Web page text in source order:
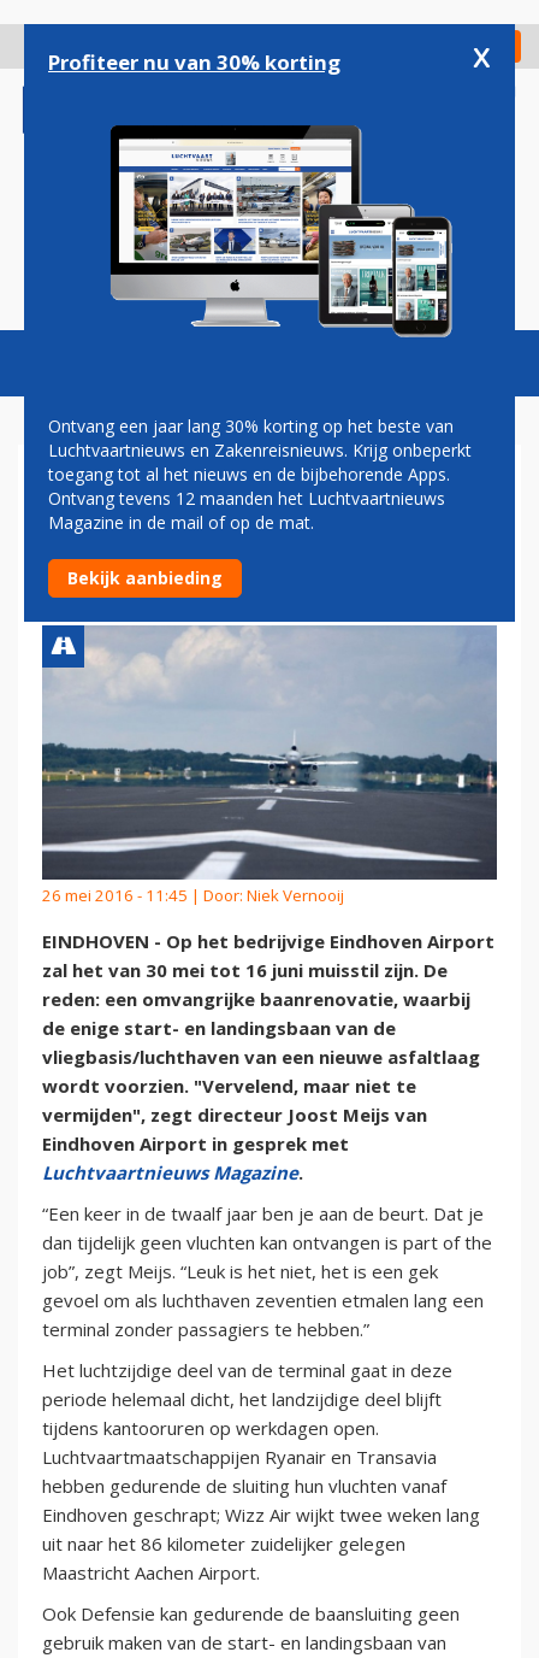
gaan
Check in
Magazine Podcasts Vacatures
EINDHOVEN AIRPORT TWEE
WEKEN DICHT: 'PART OF THE
JOB'
26 mei 2016 - 11:45 | Door: Niek Vernooij
EINDHOVEN - Op het bedrijvige Eindhoven Airport
zal het van 30 mei tot 16 juni muisstil zijn. De
reden: een omvangrijke baanrenovatie, waarbij
de enige start- en landingsbaan van de
vliegbasis/luchthaven van een nieuwe asfaltlaag
wordt voorzien. "Vervelend, maar niet te
vermijden", zegt directeur Joost Meijs van
Eindhoven Airport in gesprek met
Luchtvaartnieuws Magazine.
“Een keer in de twaalf jaar ben je aan de beurt. Dat je
dan tijdelijk geen vluchten kan ontvangen is part of the
job”, zegt Meijs. “Leuk is het niet, het is een gek
gevoel om als luchthaven zeventien etmalen lang een
terminal zonder passagiers te hebben.”
Het luchtzijdige deel van de terminal gaat in deze
periode helemaal dicht, het landzijdige deel blijft
tijdens kantooruren op werkdagen open.
Luchtvaartmaatschappijen Ryanair en Transavia
hebben gedurende de sluiting hun vluchten vanaf
Eindhoven geschrapt; Wizz Air wijkt twee weken lang
uit naar het 86 kilometer zuidelijker gelegen
Maastricht Aachen Airport.
Ook Defensie kan gedurende de baansluiting geen
gebruik maken van de start- en landingsbaan van
Profiteer nu van 30% korting x
Ontvang een jaar lang 30% korting op het beste van
Luchtvaartnieuws en Zakenreisnieuws. Krijg onbeperkt
toegang tot al het nieuws en de bijbehorende Apps.
Ontvang tevens 12 maanden het Luchtvaartnieuws
Magazine in de mail of op de mat.
Bekijk aanbieding